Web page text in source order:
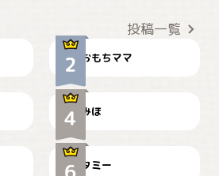
投稿一覧
おもちママ
見てるぞぉ
みほ
ドーベルマンのお友達邸に
て
タミー